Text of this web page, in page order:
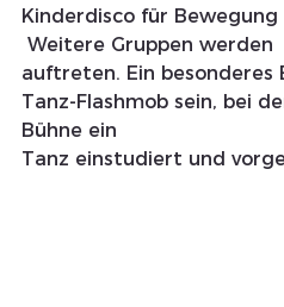
Kinderdisco für Bewegung
Weitere Gruppen werden
auftreten. Ein besonderes
Tanz-Flashmob sein, bei
Bühne ein
Tanz einstudiert und